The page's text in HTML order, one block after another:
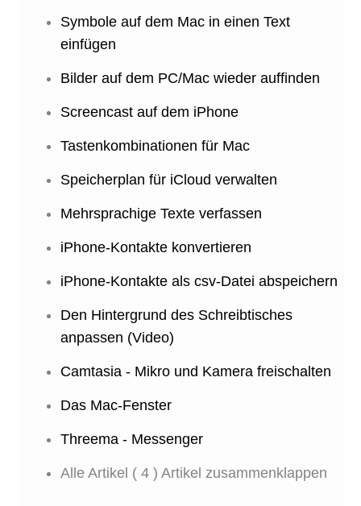
Symbole auf dem Mac in einen Text
einfügen
Bilder auf dem PC/Mac wieder auffinden
Screencast auf dem iPhone
Tastenkombinationen für Mac
Speicherplan für iCloud verwalten
Mehrsprachige Texte verfassen
iPhone-Kontakte konvertieren
iPhone-Kontakte als csv-Datei abspeichern
Den Hintergrund des Schreibtisches
anpassen (Video)
Camtasia - Mikro und Kamera freischalten
Das Mac-Fenster
Threema - Messenger
Alle Artikel ( 4 ) Artikel zusammenklappen